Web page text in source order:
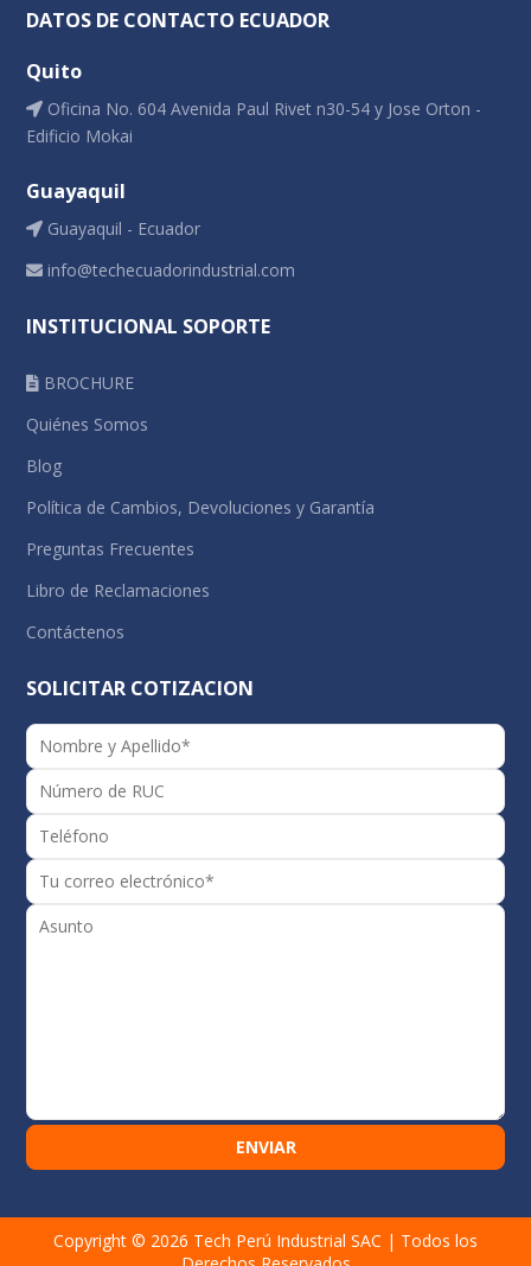
DATOS DE CONTACTO ECUADOR
Quito
Oficina No. 604 Avenida Paul Rivet n30-54 y Jose Orton -
Edificio Mokai
Guayaquil
Guayaquil - Ecuador
info@techecuadorindustrial.com
INSTITUCIONAL SOPORTE
BROCHURE
Quiénes Somos
Blog
Política de Cambios, Devoluciones y Garantía
Preguntas Frecuentes
Libro de Reclamaciones
Contáctenos
SOLICITAR COTIZACION
Copyright © 2026 Tech Perú Industrial SAC | Todos los